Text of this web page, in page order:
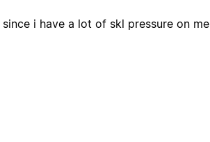
i have a lot of skl pressure on me